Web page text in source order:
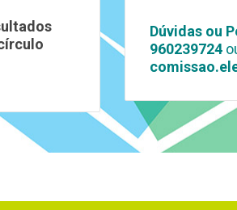
Dúvidas ou
960239724